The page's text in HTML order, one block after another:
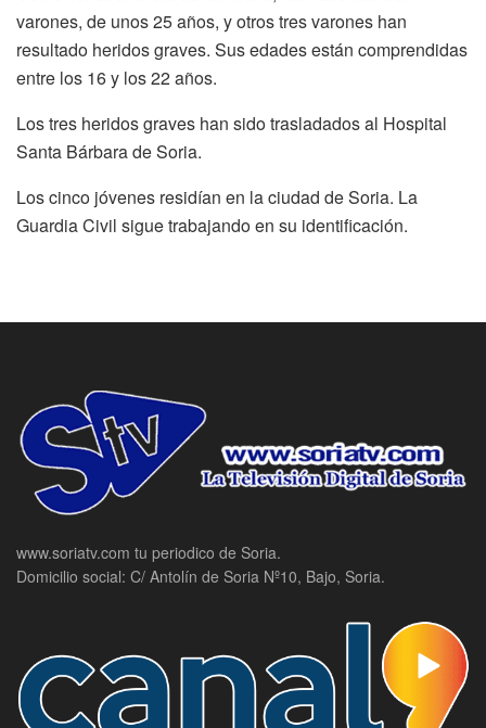
varones, de unos 25 años, y otros tres varones han
resultado heridos graves. Sus edades están comprendidas
entre los 16 y los 22 años.
Los tres heridos graves han sido trasladados al Hospital
Santa Bárbara de Soria.
Los cinco jóvenes residían en la ciudad de Soria. La
Guardia Civil sigue trabajando en su identificación.
www.soriatv.com tu periodico de Soria.
Domicilio social: C/ Antolín de Soria Nº10, Bajo, Soria.